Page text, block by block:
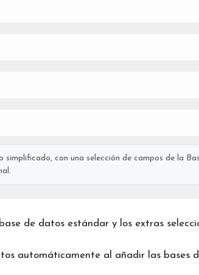
con una selección de campos de la
de datos estándar y los extras
automáticamente al añadir las bases